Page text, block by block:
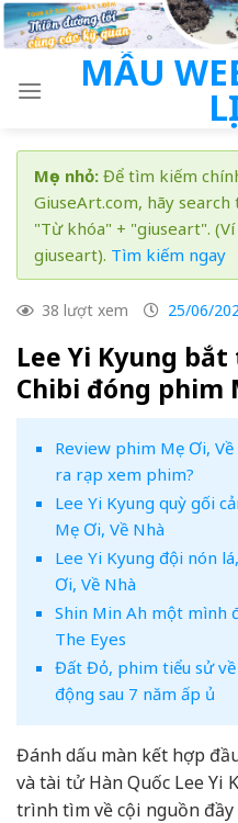
Skip
to
MẪU
Mẹo nhỏ: Để tìm kiếm
GiuseArt.com, hãy
"Từ khóa" + "giuseart". (Ví
giuseart). Tìm kiếm ngay
38 lượt xem 25/06/
Lee Yi Kyung
Chibi đóng phim
Review phim Mẹ Ơi,
ra rạp xem phim?
Lee Yi Kyung quỳ gối
Mẹ Ơi, Về Nhà
Lee Yi Kyung đội nón
Ơi, Về Nhà
Shin Min Ah một mình
The Eyes
Đất Đỏ, phim tiểu sử về
động sau 7 năm ấp ủ
Đánh dấu màn kết hợp
và tài tử Hàn Quốc Lee Yi
trình tìm về cội nguồn